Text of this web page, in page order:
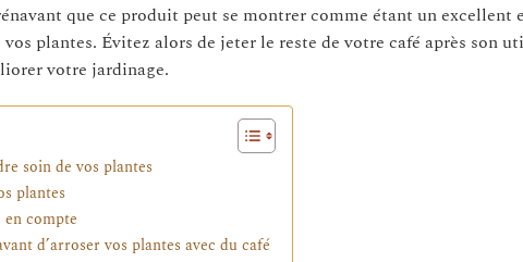
que ce produit peut se montrer comme étant un excellent
plantes. Évitez alors de jeter le reste de votre café après son
votre jardinage.
soin de vos plantes
plantes
compte
d’arroser vos plantes avec du café